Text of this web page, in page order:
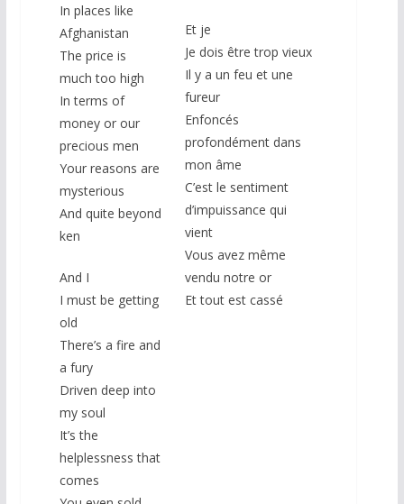
In places like
Afghanistan
The price is
much too high
In terms of
money or our
precious men
Your reasons are
mysterious
And quite beyond
ken
And I
I must be getting
old
There’s a fire and
a fury
Driven deep into
my soul
It’s the
helplessness that
comes
Et je
Je dois être trop vieux
Il y a un feu et une
fureur
Enfoncés
profondément dans
mon âme
C’est le sentiment
d’impuissance qui
vient
Vous avez même
vendu notre or
Et tout est cassé